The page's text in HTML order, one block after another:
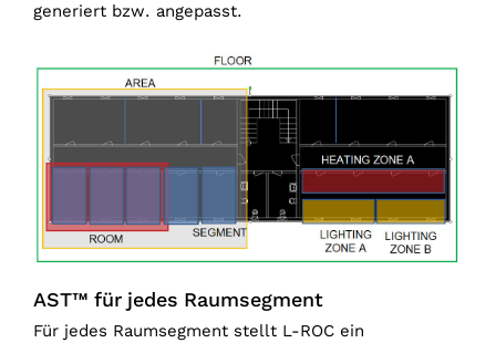
generiert bzw. angepasst.
AST™ für jedes Raumsegment
Für jedes Raumsegment stellt L-ROC ein